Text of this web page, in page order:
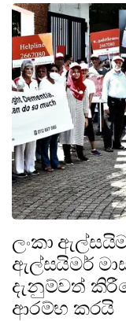
ලංකා
ඇල්සයිමර්
දැනුම්වත්
ආරම්භ කරයි